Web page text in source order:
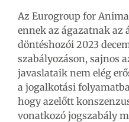
Az Eurogroup for
ennek az ágazatnak az
döntéshozói 2023
szabályozáson, sajnos
javaslataik nem elég
a jogalkotási
hogy azelőtt
vonatkozó jogszabály